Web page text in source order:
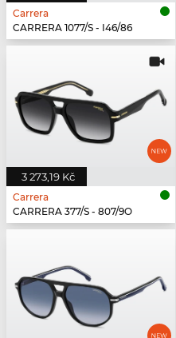
Carrera
CARRERA 1077/S - I46/86
3 273,19 Kč
Carrera
CARRERA 377/S - 807/9O